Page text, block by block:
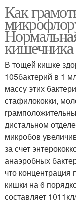
Как
кишечника
В тощей кишке
105бактерий в 1
массу этих
стафилококки,
дистальном
микробов
за счет
анаэробных
что
кишки на 6
составляет